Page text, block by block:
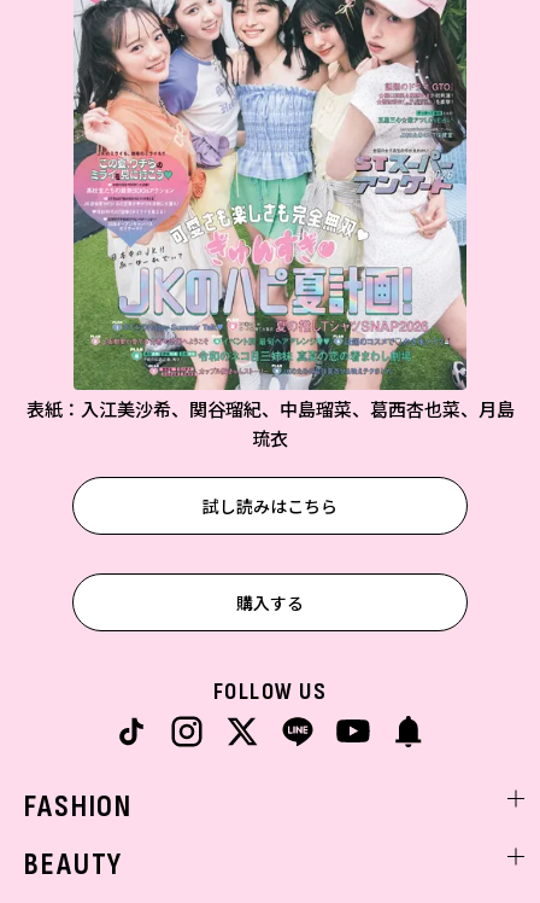
表紙：入江美沙希、関谷瑠紀、中島瑠菜、葛西杏也菜、月島
琉衣
試し読みはこちら
購入する
FOLLOW US
FASHION
BEAUTY